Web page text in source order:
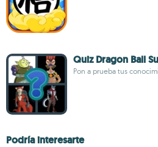
Quiz Dragon Ball
Pon a prueba tus
Podría interesarte